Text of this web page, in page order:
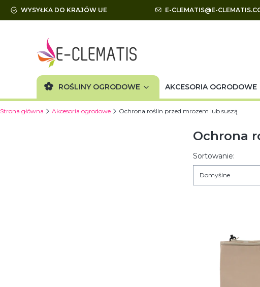
WYSYŁKA DO KRAJÓW UE E-CLEMATIS@E-
ROŚLINY OGRODOWE AKCESORIA OGRODOWE
Strona główna Akcesoria ogrodowe Ochrona roślin przed mrozem lub suszą
Ochrona
Lista
Sortowanie:
Domyślne